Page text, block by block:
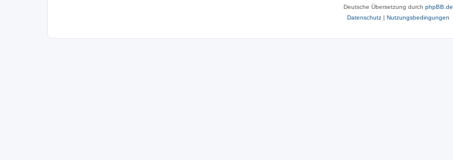
Deutsche Übersetzung durch phpBB.de
Datenschutz| Nutzungsbedingungen